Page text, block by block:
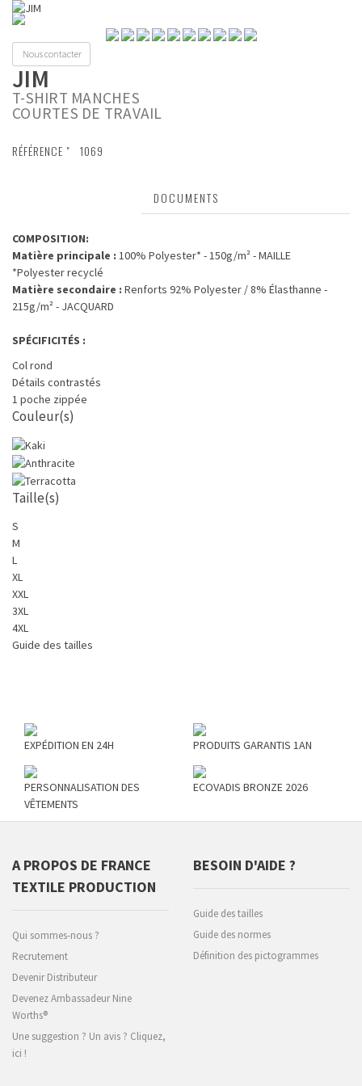
Nous contacter
JIM
T-SHIRT MANCHES
COURTES DE TRAVAIL
RÉFÉRENCE " 1069
DOCUMENTS
COMPOSITION:
Matière principale : 100% Polyester* - 150g/m² - MAILLE
*Polyester recyclé
Matière secondaire : Renforts 92% Polyester / 8% Élasthanne -
215g/m² - JACQUARD
SPÉCIFICITÉS :
Col rond
Détails contrastés
1 poche zippée
Couleur(s)
Taille(s)
S
M
L
XL
XXL
3XL
4XL
Guide des tailles
EXPÉDITION EN 24H PRODUITS GARANTIS 1AN
PERSONNALISATION DES
VÊTEMENTS
ECOVADIS BRONZE 2026
A PROPOS DE FRANCE
TEXTILE PRODUCTION
Qui sommes-nous ?
Recrutement
Devenir Distributeur
Devenez Ambassadeur Nine
Worths®
Une suggestion ? Un avis ? Cliquez,
ici !
BESOIN D'AIDE ?
Guide des tailles
Guide des normes
Définition des pictogrammes